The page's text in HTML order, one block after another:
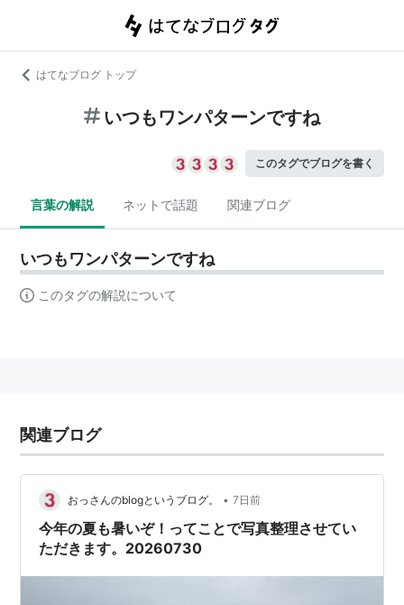
はてなブログ トップ
いつもワンパターンですね
このタグでブログを書く
言葉の解説 ネットで話題 関連ブログ
いつもワンパターンですね
このタグの解説について
関連ブログ
おっさんのblogというブログ。 • 7日前
今年の夏も暑いぞ！ってことで写真整理させてい
ただきます。20260730